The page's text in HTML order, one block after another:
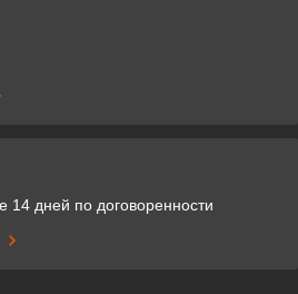
14 дней по договоренности